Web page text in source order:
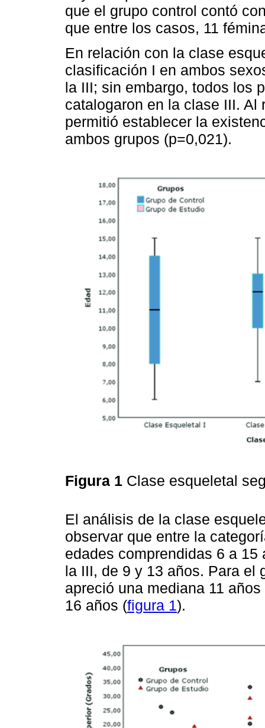
que el grupo control contó
que entre los casos, 11
En relación con la clase
clasificación I en ambos
la III; sin embargo, todos los
catalogaron en la clase III.
permitió establecer la
ambos grupos (p=0,021).
Figura 1 Clase esqueletal
El análisis de la clase
observar que entre la
edades comprendidas 6 a
la III, de 9 y 13 años. Para el
apreció una mediana 11
16 años (figura 1).